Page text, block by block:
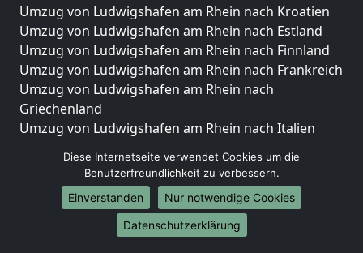
Umzug von Ludwigshafen am Rhein nach Kroatien
Umzug von Ludwigshafen am Rhein nach Estland
Umzug von Ludwigshafen am Rhein nach Finnland
Umzug von Ludwigshafen am Rhein nach Frankreich
Umzug von Ludwigshafen am Rhein nach
Griechenland
Umzug von Ludwigshafen am Rhein nach Italien
Liechtenstein
Umzug von Ludwigshafen am Rhein nach
Luxemburg
Umzug von Ludwigshafen am Rhein nach
Diese Internetseite verwendet Cookies um die
Benutzerfreundlichkeit zu verbessern.
Einverstanden
Nur notwendige Cookies
Datenschutzerklärung